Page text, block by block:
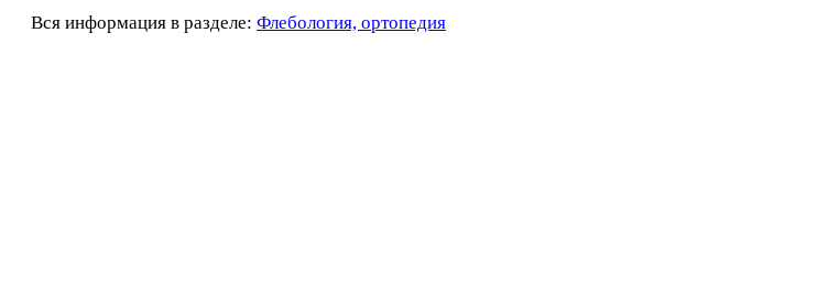
Вся информация в разделе: Флебология, ортопедия